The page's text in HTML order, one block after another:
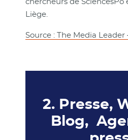
chercheurs de SciencesPo
Liège.
Source : The Media Leader
2. Presse,
Blog,